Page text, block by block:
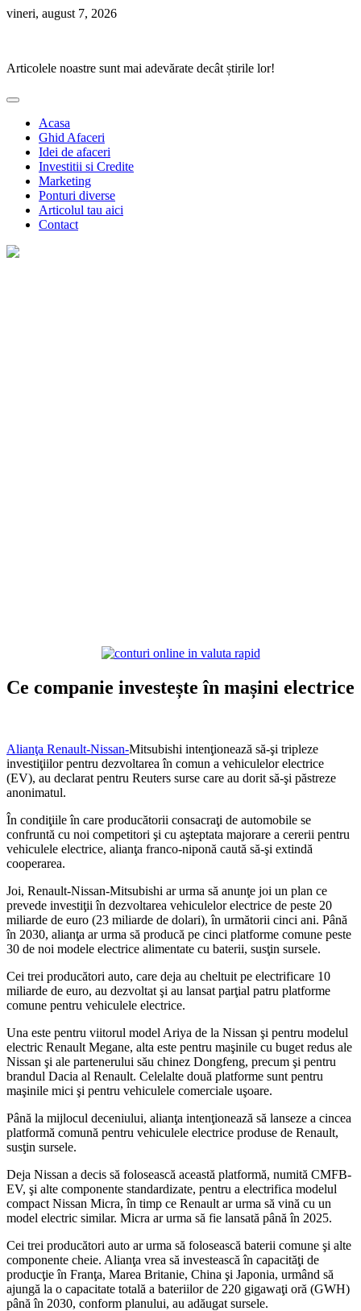
Skip
vineri, august 7, 2026
Articolele noastre sunt mai adevărate decât știrile lor!
Acasa
Ghid Afaceri
Idei de afaceri
Investitii si Credite
Marketing
Ponturi diverse
Articolul tau aici
Contact
Ce companie investește în mașini electrice
Alianţa Renault-Nissan-Mitsubishi intenţionează să-şi tripleze
investiţiilor pentru dezvoltarea în comun a vehiculelor electrice
(EV), au declarat pentru Reuters surse care au dorit să-şi păstreze
anonimatul.
În condiţiile în care producătorii consacraţi de automobile se
confruntă cu noi competitori şi cu aşteptata majorare a cererii pentru
vehiculele electrice, alianţa franco-niponă caută să-şi extindă
cooperarea.
Joi, Renault-Nissan-Mitsubishi ar urma să anunţe joi un plan ce
prevede investiţii în dezvoltarea vehiculelor electrice de peste 20
miliarde de euro (23 miliarde de dolari), în următorii cinci ani. Până
în 2030, alianţa ar urma să producă pe cinci platforme comune peste
30 de noi modele electrice alimentate cu baterii, susţin sursele.
Cei trei producători auto, care deja au cheltuit pe electrificare 10
miliarde de euro, au dezvoltat şi au lansat parţial patru platforme
comune pentru vehiculele electrice.
Una este pentru viitorul model Ariya de la Nissan şi pentru modelul
electric Renault Megane, alta este pentru maşinile cu buget redus ale
Nissan şi ale partenerului său chinez Dongfeng, precum şi pentru
brandul Dacia al Renault. Celelalte două platforme sunt pentru
maşinile mici şi pentru vehiculele comerciale uşoare.
Până la mijlocul deceniului, alianţa intenţionează să lanseze a cincea
platformă comună pentru vehiculele electrice produse de Renault,
susţin sursele.
Deja Nissan a decis să folosească această platformă, numită CMFB-
EV, şi alte componente standardizate, pentru a electrifica modelul
compact Nissan Micra, în timp ce Renault ar urma să vină cu un
model electric similar. Micra ar urma să fie lansată până în 2025.
Cei trei producători auto ar urma să folosească baterii comune şi alte
componente cheie. Alianţa vrea să investească în capacităţi de
producţie în Franţa, Marea Britanie, China şi Japonia, urmând să
ajungă la o capacitate totală a bateriilor de 220 gigawaţi oră (GWH)
până în 2030, conform planului, au adăugat sursele.